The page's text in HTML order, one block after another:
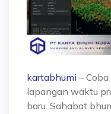
kartabhumi –
lapangan waktu
baru. Sahabat